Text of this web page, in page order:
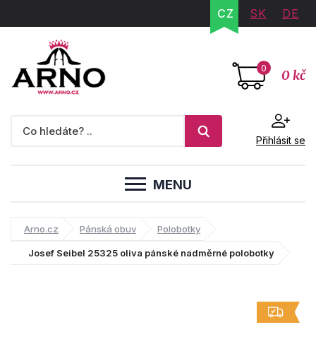
CZ SK DE
0 0 kč
Přihlásit se
MENU
Arno.cz Pánská obuv Polobotky
Josef Seibel 25325 oliva pánské nadměrné polobotky